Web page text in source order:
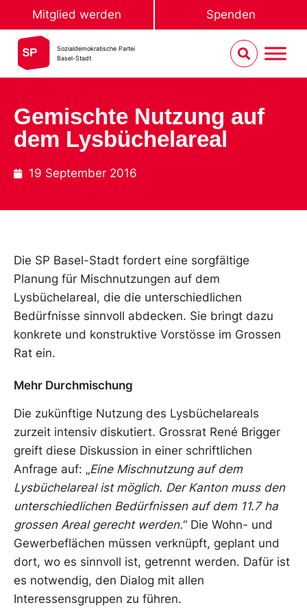
Mitglied werden Spenden
Sozialdemokratische Partei
Basel-Stadt
Gemischte Nutzung auf
dem Lysbüchelareal
19 September 2016
Die SP Basel-Stadt fordert eine sorgfältige
Planung für Mischnutzungen auf dem
Lysbüchelareal, die die unterschiedlichen
Bedürfnisse sinnvoll abdecken. Sie bringt dazu
konkrete und konstruktive Vorstösse im Grossen
Rat ein.
Mehr Durchmischung
Die zukünftige Nutzung des Lysbüchelareals
zurzeit intensiv diskutiert. Grossrat René Brigger
greift diese Diskussion in einer schriftlichen
Anfrage auf: „Eine Mischnutzung auf dem
Lysbüchelareal ist möglich. Der Kanton muss den
unterschiedlichen Bedürfnissen auf dem 11.7 ha
grossen Areal gerecht werden.“ Die Wohn- und
Gewerbeflächen müssen verknüpft, geplant und
dort, wo es sinnvoll ist, getrennt werden. Dafür ist
es notwendig, den Dialog mit allen
Interessensgruppen zu führen.